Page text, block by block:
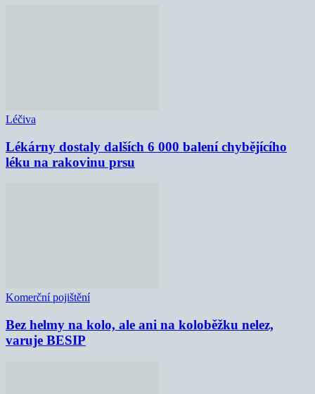
Léčiva
Lékárny dostaly dalších 6 000 balení chybějícího
léku na rakovinu prsu
Komerční pojištění
Bez helmy na kolo, ale ani na koloběžku nelez,
varuje BESIP